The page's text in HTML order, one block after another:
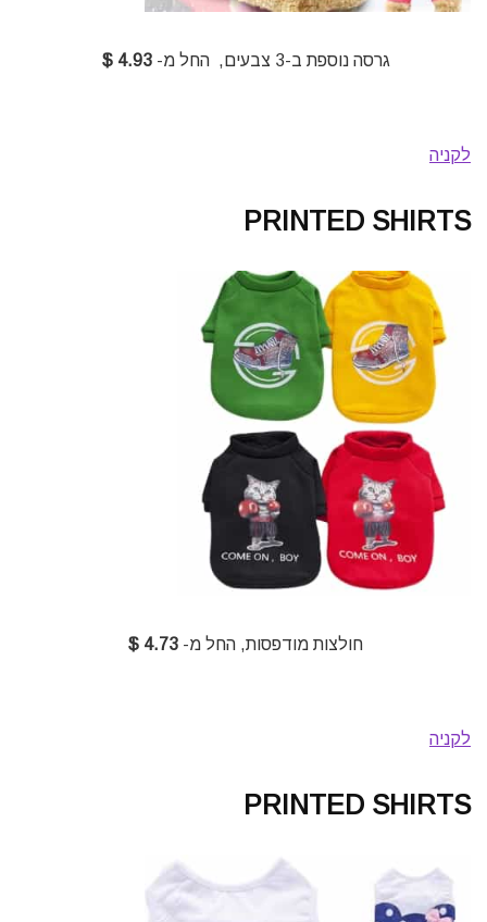
גרסה נוספת ב-3 צבעים, החל מ- 4.93 $
לקניה
PRINTED SHIRTS
חולצות מודפסות, החל מ- 4.73 $
לקניה
PRINTED SHIRTS